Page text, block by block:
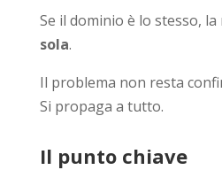
Se il dominio è lo stesso,
sola.
Il problema non resta
Si propaga a tutto.
Il punto chiave